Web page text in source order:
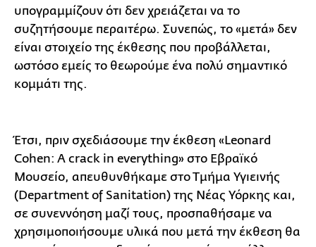
υπογραμμίζουν ότι δεν χρειάζεται να το
συζητήσουμε περαιτέρω. Συνεπώς, το «μετά» δεν
είναι στοιχείο της έκθεσης που προβάλλεται,
ωστόσο εμείς το θεωρούμε ένα πολύ σημαντικό
κομμάτι της.
Έτσι, πριν σχεδιάσουμε την έκθεση «Leonard
Cohen: A crack in everything» στο Εβραϊκό
Μουσείο, απευθυνθήκαμε στο Τμήμα Υγιεινής
(Department of Sanitation) της Νέας Υόρκης και,
σε συνεννόηση μαζί τους, προσπαθήσαμε να
χρησιμοποιήσουμε υλικά που μετά την έκθεση θα